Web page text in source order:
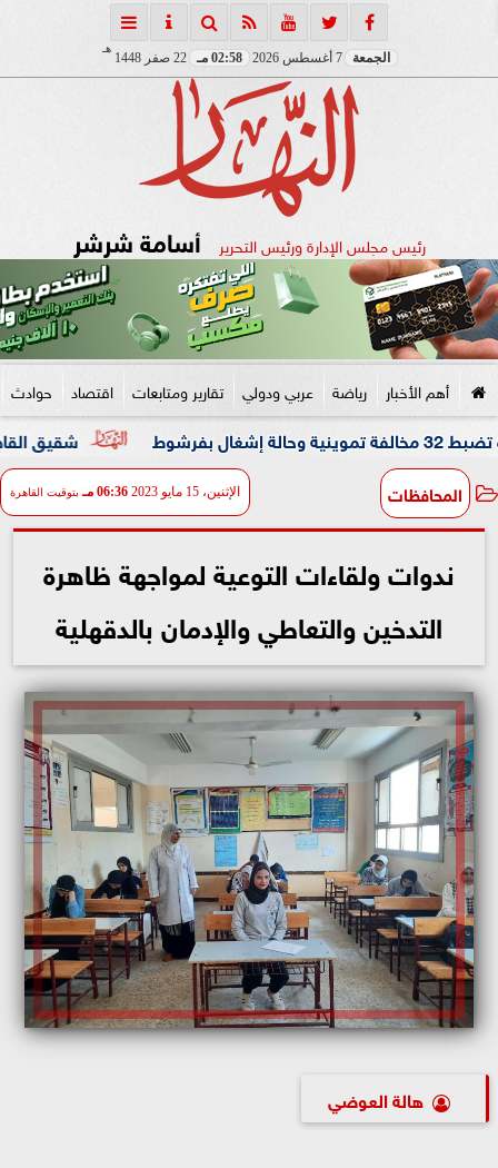
الجمعة 7 أغسطس 2026 02:58 مـ 22 صفر 1448
هـ
رئيس مجلس الإدارة ورئيس التحرير أسامة شرشر
أهم الأخبار رياضة عربي ودولي تقارير ومتابعات اقتصاد حوادث
شقيق القاضي المزيف:
المحافظات الإثنين، 15 مايو 2023 06:36 مـ بتوقيت القاهرة
ندوات ولقاءات التوعية لمواجهة ظاهرة
التدخين والتعاطي والإدمان بالدقهلية
هالة العوضي